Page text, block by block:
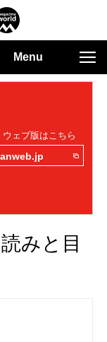
Menu
ェブ版はこちら
みと目